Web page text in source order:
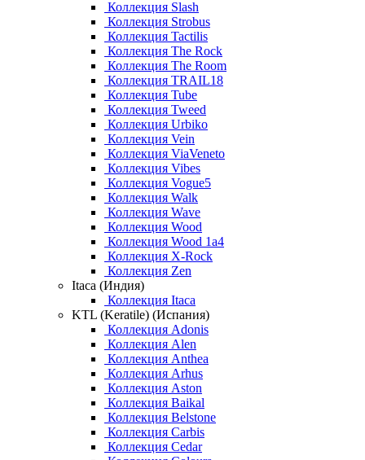
Коллекция Slash
Коллекция Strobus
Коллекция Tactilis
Коллекция The Rock
Коллекция The Room
Коллекция TRAIL18
Коллекция Tube
Коллекция Tweed
Коллекция Urbiko
Коллекция Vein
Коллекция ViaVeneto
Коллекция Vibes
Коллекция Vogue5
Коллекция Walk
Коллекция Wave
Коллекция Wood
Коллекция Wood 1a4
Коллекция X-Rock
Коллекция Zen
Itaca (Индия)
Коллекция Itaca
KTL (Keratile) (Испания)
Коллекция Adonis
Коллекция Alen
Коллекция Anthea
Коллекция Arhus
Коллекция Aston
Коллекция Baikal
Коллекция Belstone
Коллекция Carbis
Коллекция Cedar